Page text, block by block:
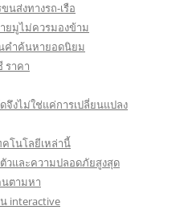
นส่งทางรถ-เรือ
ยมูไม่ควรมองข้าม
คำค้นหายอดนิยม
ราคา
จึงไม่ใช่แค่การเปลี่ยนแปลง
คโนโลยีเหล่านี้
วและความปลอดภัยสูงสุด
นตามหา
interactive